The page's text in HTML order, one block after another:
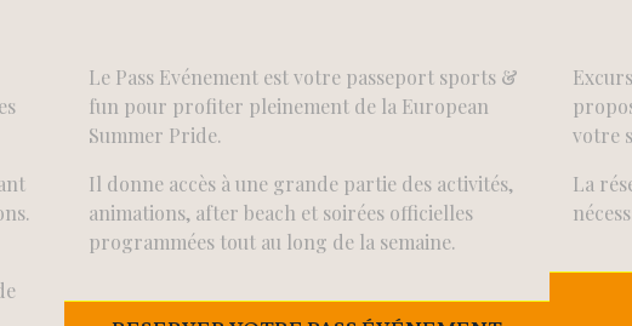
Le Pass Evénement est votre passeport sports &
fun pour profiter pleinement de la European
Summer Pride.
Il donne accès à une grande partie des activités,
animations, after beach et soirées officielles
programmées tout au long de la semaine.
votre
La